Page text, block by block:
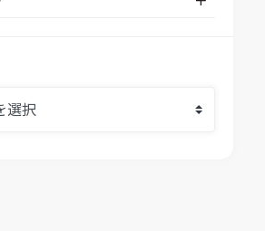
ーション
せ